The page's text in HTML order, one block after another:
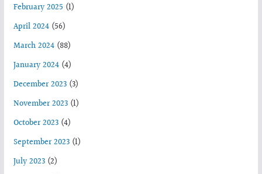
February 2025 (1)
April 2024(56)
March 2024(88)
January 2024(4)
December 2023(3)
November 2023(1)
October 2023(4)
September 2023(1)
July 2023(2)